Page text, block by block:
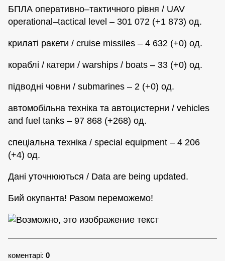
БПЛА оперативно–тактичного рівня / UAV
operational–tactical level – 301 072 (+1 873) од.
крилаті ракети / cruise missiles – 4 632 (+0) од.
кораблі / катери / warships / boats – 33 (+0) од.
підводні човни / submarines – 2 (+0) од.
автомобільна техніка та автоцистерни / vehicles
and fuel tanks – 97 868 (+268) од.
спеціальна техніка / special equipment – 4 206
(+4) од.
Дані уточнюються / Data are being updated.
Бий окупанта! Разом переможемо!
коментарі: 0